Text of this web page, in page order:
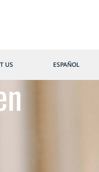
US ESPAÑOL